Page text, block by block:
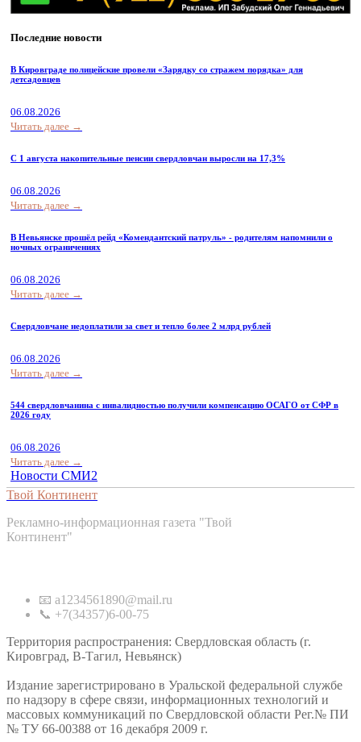
Последние новости
В Кировграде полицейские провели «Зарядку со стражем порядка» для
детсадовцев
06.08.2026
Читать далее →
С 1 августа накопительные пенсии свердловчан выросли на 17,3%
06.08.2026
Читать далее →
В Невьянске прошёл рейд «Комендантский патруль» - родителям напомнили о
ночных ограничениях
06.08.2026
Читать далее →
Свердловчане недоплатили за свет и тепло более 2 млрд рублей
06.08.2026
Читать далее →
544 свердловчанина с инвалидностью получили компенсацию ОСАГО от СФР в
2026 году
06.08.2026
Читать далее →
Новости СМИ2
Твой Континент
Рекламно-информационная газета "Твой
Континент"
📧 a1234561890@mail.ru
📞 +7(34357)6-00-75
Территория распространения: Свердловская область (г.
Кировград, В-Тагил, Невьянск)
Издание зарегистрировано в Уральской федеральной службе
по надзору в сфере связи, информационных технологий и
массовых коммуникаций по Свердловской области Рег.№ ПИ
№ ТУ 66-00388 от 16 декабря 2009 г.